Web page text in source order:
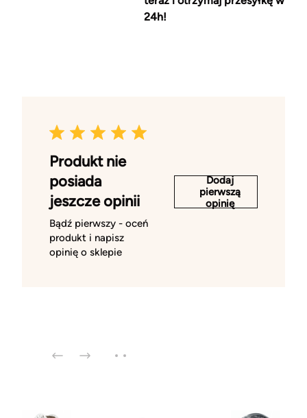
24h!
Produkt nie
posiada
jeszcze opinii
Bądź pierwszy - oceń
produkt i napisz
opinię o sklepie
Dodaj
pierwszą
opinię